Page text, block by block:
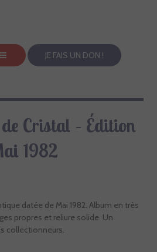
JE FAIS UN DON !
Cristal – Édition
1982
datée de Mai 1982. Album en très
propres et reliure solide. Un
collectionneurs.